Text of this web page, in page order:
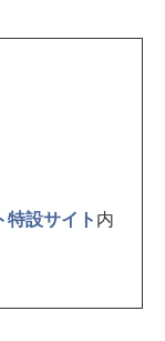
特設サイト内